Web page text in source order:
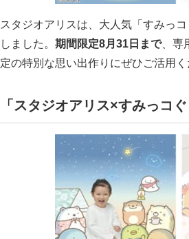
スタジオアリスは、大人気「すみっ
しました。 期間限定8月31日まで、専
定の特別な思い出作りにぜひご活用く
「スタジオアリス×すみっコ